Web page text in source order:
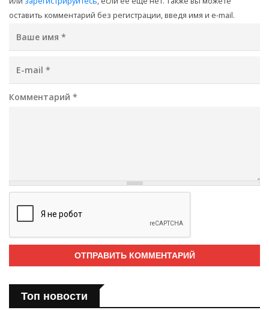
оставить комментарий без регистрации, введя имя и e-mail.
Комментарий *
Топ новости